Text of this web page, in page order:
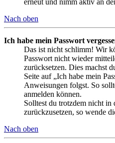
Nach oben
Ich habe mein Passwort
Das ist nicht schlimm! Wir
Passwort nicht wieder
zurücksetzen. Dies machst
Seite auf „Ich habe mein
Anweisungen folgst. So
anmelden können.
Solltest du trotzdem nicht in
zurückzusetzen, so wende
Nach oben